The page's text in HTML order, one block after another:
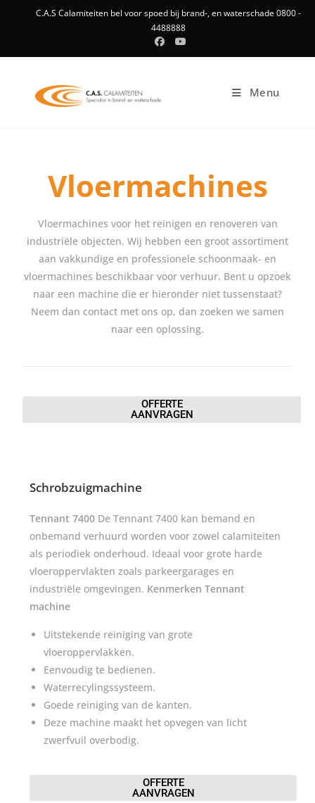
C.A.S Calamiteiten bel voor spoed bij brand-, en waterschade 0800 -
4488888
Menu
Vloermachines
Vloermachines voor het reinigen en renoveren van
industriële objecten. Wij hebben een groot assortiment
aan vakkundige en professionele schoonmaak- en
vloermachines beschikbaar voor verhuur. Bent u opzoek
naar een machine die er hieronder niet tussenstaat?
Neem dan contact met ons op, dan zoeken we samen
naar een oplossing.
OFFERTE
AANVRAGEN
Schrobzuigmachine
Tennant 7400 De Tennant 7400 kan bemand en
onbemand verhuurd worden voor zowel calamiteiten
als periodiek onderhoud. Ideaal voor grote harde
vloeroppervlakten zoals parkeergarages en
industriële omgevingen. Kenmerken Tennant
machine
Uitstekende reiniging van grote
vloeroppervlakken.
Eenvoudig te bedienen.
Waterrecylingssysteem.
Goede reiniging van de kanten.
Deze machine maakt het opvegen van licht
zwerfvuil overbodig.
OFFERTE
AANVRAGEN